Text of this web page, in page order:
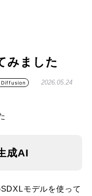
みました
2026.05.24
成AI
モデルを使って